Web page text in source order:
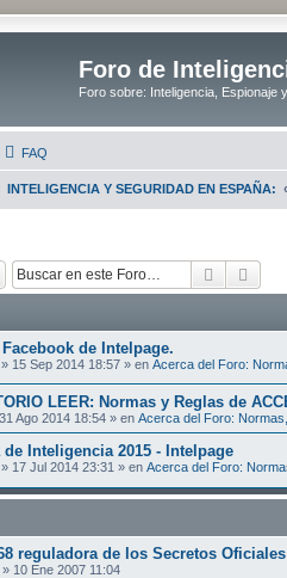
Foro de
Foro sobre: Inteligencia, Espionaje
FAQ
INTELIGENCIA Y SEGURIDAD EN ESPAÑA:
Buscar
de Intelpage.
» 15 Sep 2014 18:57 » en Acerca del Foro:
LEER: Normas y Reglas de
31 Ago 2014 18:54 » en Acerca del Foro:
de Inteligencia 2015 - Intelpage
» 17 Jul 2014 23:31 » en Acerca del Foro:
reguladora de los Secretos Oficiales
» 10 Ene 2007 11:04